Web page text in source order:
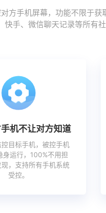
方手机屏幕，功能不限于
手、微信聊天记录等所有
机不让对方知道
目标手机，被控手机
身运行，100%不用担
，支持所有手机系统
受控。